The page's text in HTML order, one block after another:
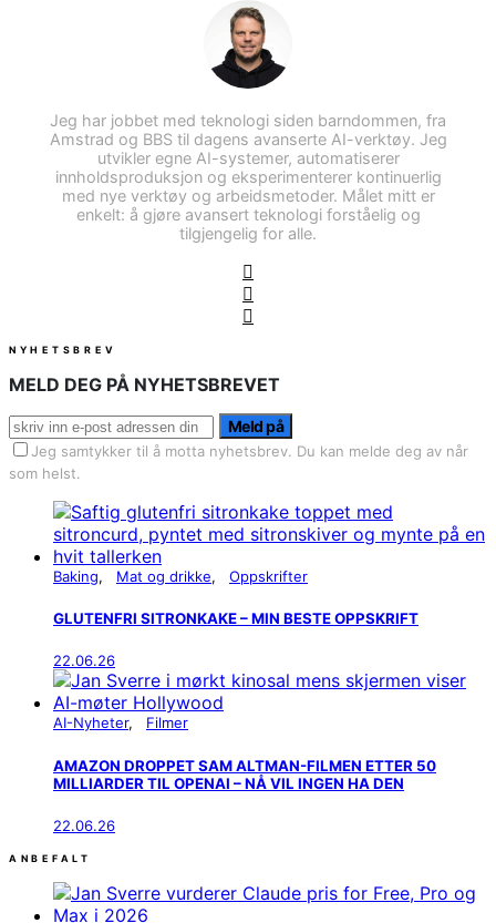
Jeg har jobbet med teknologi siden barndommen, fra
Amstrad og BBS til dagens avanserte AI-verktøy. Jeg
utvikler egne AI-systemer, automatiserer
innholdsproduksjon og eksperimenterer kontinuerlig
med nye verktøy og arbeidsmetoder. Målet mitt er
enkelt: å gjøre avansert teknologi forståelig og
tilgjengelig for alle.
NYHETSBREV
MELD DEG PÅ NYHETSBREVET
Meld på
Jeg samtykker til å motta nyhetsbrev. Du kan melde deg av når
som helst.
Baking Mat og drikke Oppskrifter
GLUTENFRI SITRONKAKE – MIN BESTE OPPSKRIFT
22.06.26
AI-Nyheter Filmer
AMAZON DROPPET SAM ALTMAN-FILMEN ETTER 50
MILLIARDER TIL OPENAI – NÅ VIL INGEN HA DEN
22.06.26
ANBEFALT